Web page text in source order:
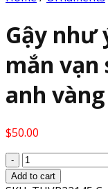
Gậy như
mắn vạn
anh
$50.00
Gậy
như
Add to cart